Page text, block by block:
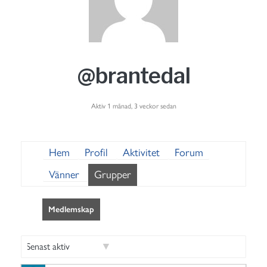
@brantedal
Aktiv 1 månad, 3 veckor sedan
Hem Profil Aktivitet
Forum
Vänner
Grupper
Medlemskap